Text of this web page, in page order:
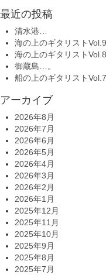
最近の投稿
清水港…
海の上のギタリスト
海の上のギタリスト
御蔵島…。
船の上のギタリスト
アーカイブ
2026年8月
2026年7月
2026年6月
2026年5月
2026年4月
2026年3月
2026年2月
2026年1月
2025年12月
2025年11月
2025年10月
2025年9月
2025年8月
2025年7月